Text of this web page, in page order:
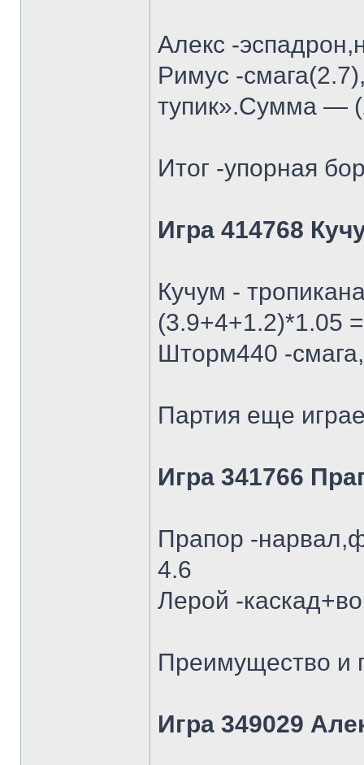
Алекс -
Римус -
тупик».Сумма —
Итог -упорная
Игра 414768
Кучум -
(3.9+4+1.2)*1.05
Шторм440 -
Партия еще
Игра 341766
Прапор -
4.6
Лерой -
Преимущество и
Игра 349029